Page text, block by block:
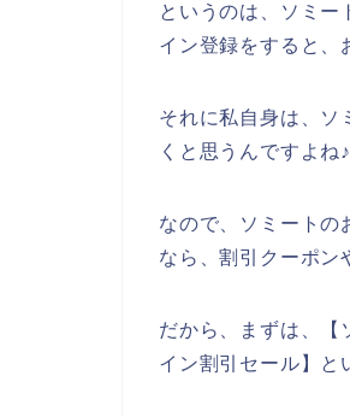
というのは、ソミー
イン登録をすると、
それに私自身は、
くと思うんですよね♪
なので、ソミートの
なら、割引クーポン
だから、まずは、【
イン割引セール】と